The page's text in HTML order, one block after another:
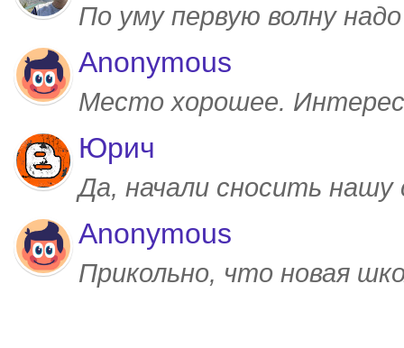
По уму первую волну
Anonymous
Место хорошее.
Юрич
Да, начали сносить
Anonymous
Прикольно, что новая